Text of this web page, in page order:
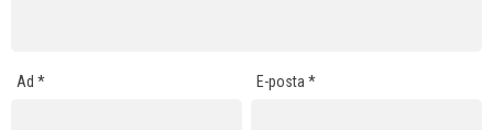
Ad * E-posta*